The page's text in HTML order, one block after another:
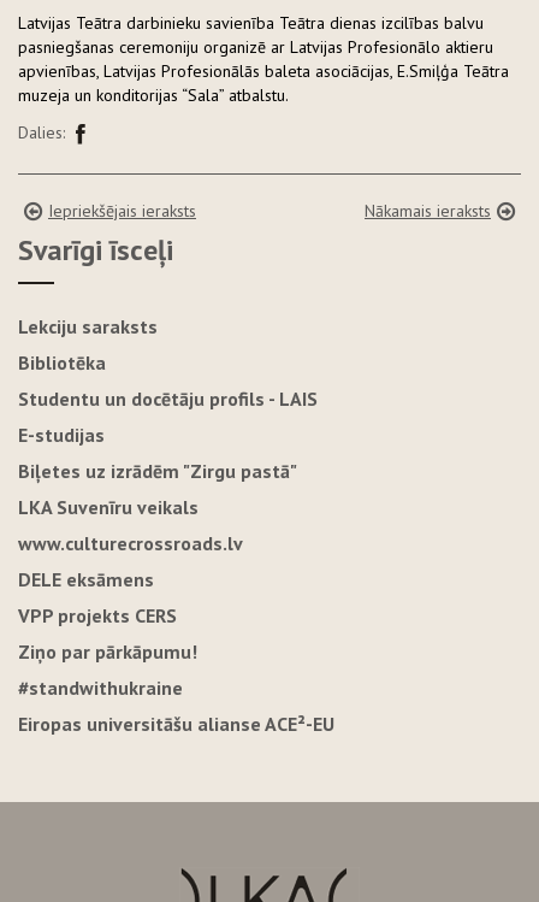
Latvijas Teātra darbinieku savienība Teātra dienas izcilības balvu
pasniegšanas ceremoniju organizē ar Latvijas Profesionālo aktieru
apvienības, Latvijas Profesionālās baleta asociācijas, E.Smiļģa Teātra
muzeja un konditorijas “Sala” atbalstu.
Dalies:
Iepriekšējais ieraksts Nākamais ieraksts
Svarīgi īsceļi
Lekciju saraksts
Bibliotēka
Studentu un docētāju profils - LAIS
E-studijas
Biļetes uz izrādēm "Zirgu pastā"
LKA Suvenīru veikals
www.culturecrossroads.lv
DELE eksāmens
VPP projekts CERS
Ziņo par pārkāpumu!
#standwithukraine
Eiropas universitāšu alianse ACE²-EU